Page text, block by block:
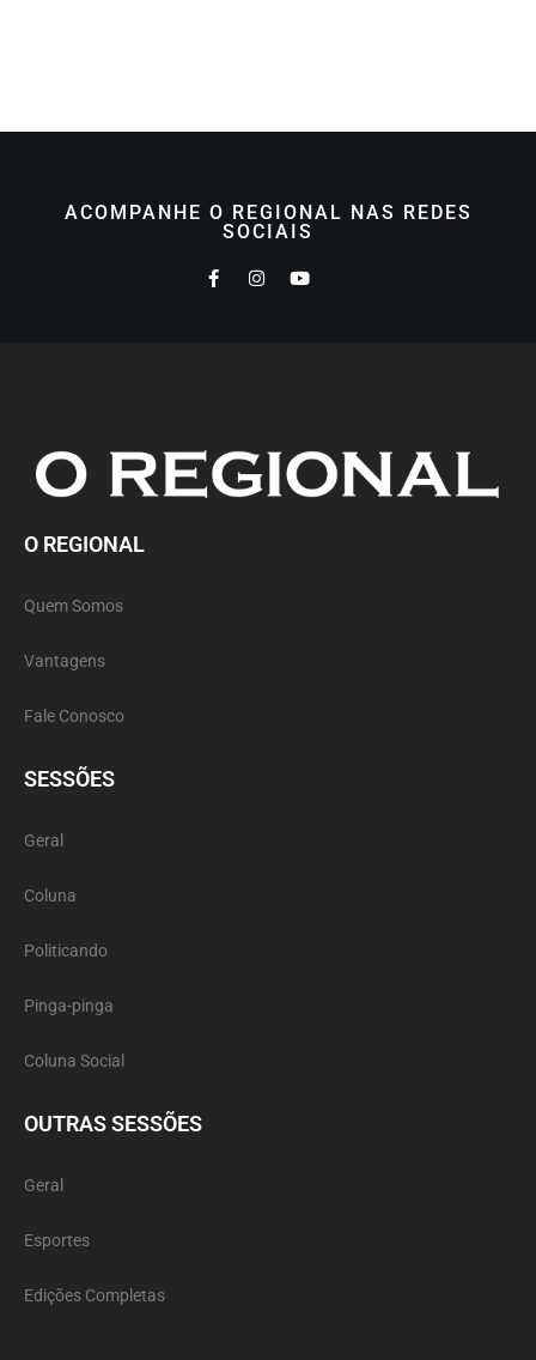
ACOMPANHE O REGIONAL NAS REDES
SOCIAIS
O REGIONAL
Quem Somos
Vantagens
Fale Conosco
SESSÕES
Geral
Coluna
Politicando
Pinga-pinga
Coluna Social
OUTRAS SESSÕES
Geral
Esportes
Edições Completas